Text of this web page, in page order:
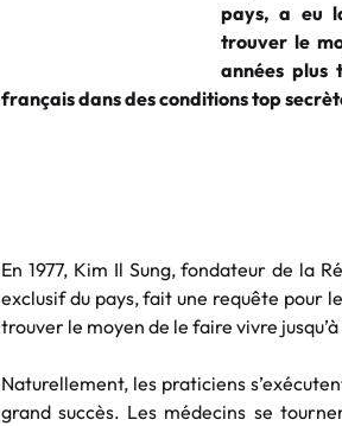
pays, a eu
trouver le
années plus
français dans des conditions top
En 1977, Kim Il Sung, fondateur de la
exclusif du pays, fait une requête pour
trouver le moyen de le faire vivre jusqu’à
Naturellement, les praticiens
grand succès. Les médecins se